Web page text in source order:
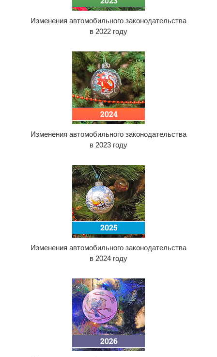
Изменения автомобильного законодательства
в 2022 году
Изменения автомобильного законодательства
в 2023 году
Изменения автомобильного законодательства
в 2024 году